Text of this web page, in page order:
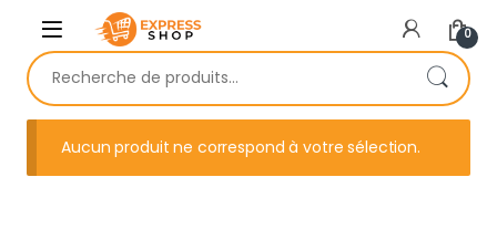
Skip to navigation
Skip to content
0
Recherche pour :
Aucun produit ne correspond à votre sélection.